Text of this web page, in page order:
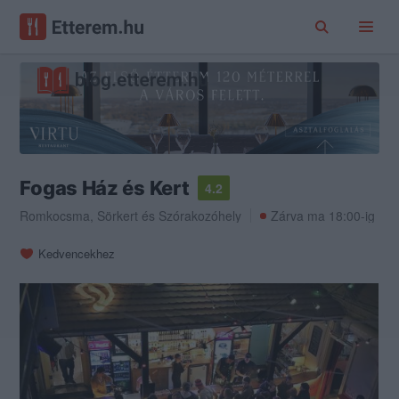
Fogas Ház és Kert
4.2
Romkocsma, Sörkert és Szórakozóhely Zárva ma 18:00-ig
Kedvencekhez